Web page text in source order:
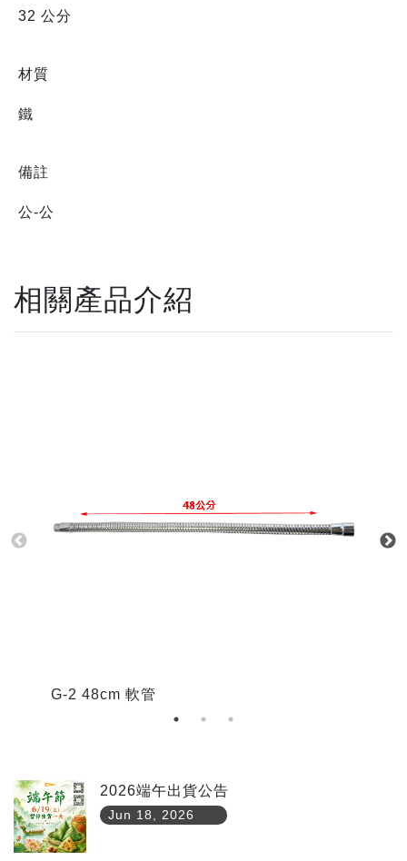
32 公分
材質
鐵
備註
公-公
相關產品介紹
G-2 48cm 軟管
2026端午出貨公告
Jun 18, 2026